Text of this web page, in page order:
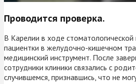
Проводится проверка.
В Карелии в ходе
пациентки в желудочно-кишечном
медицинский инструмент. После
сотрудники клиники связались с
случившемся, признавшись, что не